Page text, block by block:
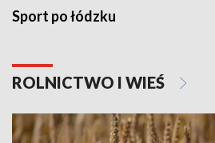
Sport po łódzku
ROLNICTWO I WIEŚ